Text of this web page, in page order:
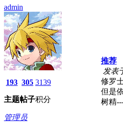
admin
193
主题
305
帖子
3139
积分
管理员
推荐
发表
修罗
但是
树精